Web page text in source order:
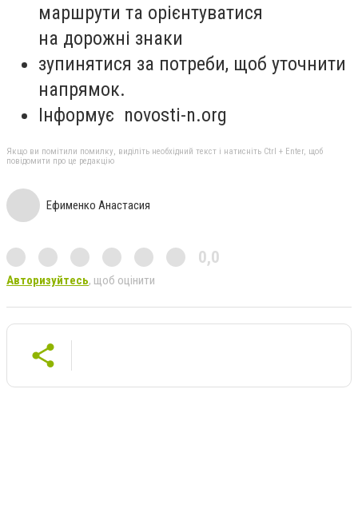
маршрути та орієнтуватися
на дорожні знаки
зупинятися за потреби, щоб уточнити
напрямок.
Інформує novosti-n.org
Якщо ви помітили помилку, виділіть необхідний текст і натисніть Ctrl + Enter, щоб
повідомити про це редакцію
Ефименко Анастасия
0,0
Авторизуйтесь, щоб оцінити